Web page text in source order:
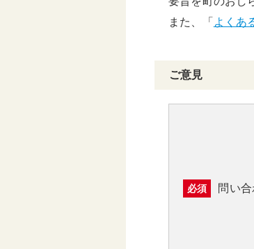
また、「 よくあ
ご意見
必須 問い